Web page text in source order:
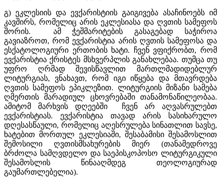
გ) ეკლესიის და ევქარისტიის გაიგივება ასაჩინოებს იმ
კავშირს, რომელიც არის ეკლესიასა და ღვთის სამეფოს
შორის. ამ ჭეშმარიტების გასაგებად საჭიროა
გავიაზროთ, რომ ევქარისტია არის ღვთის სამეფოსა და
ესქატოლოგიური ერთობის ხატი. ჩვენ ვფიქრობთ, რომ
ევქარისტია ქრისტეს მსხვერპლის განახლებაა. თუმცა თუ
უფრო ღრმად შევისწავლით მართლმადიდებლურ
ლიტურგიას, ვნახავთ, რომ იგი იწყება და მთავრდება
ღვთის სამეფოს ეპიკლეზით. ლიტურგიის მიზანი სამება
ღმერთის მარადიულ ცხოვრებაში თანამონაწილეობაა.
ამიტომ მარხვის დღეებში ჩვენ არ აღვასრულებთ
ევქარისტიას. ევქარისტია თავად არის სასიხარულო
დღესასწაული, რომელიც აღესრულება სინათლით სავსე,
ხატებით მორთულ ეკლესიაში, შესაბამისი შესამოსლით
შემოსილი ღვთისმსახურების მიერ (თანამედროვე
ბრძოლა სამღვდელო და საეპისკოპოსო ლიტურგიკული
შესამოსლის წინააღმდეგ თეოლოგიურად
გაუმართლებელია).